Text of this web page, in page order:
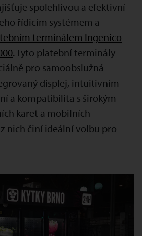
spolehlivou a efektivní
řídicím systémem a
terminálem Ingenico
. Tyto platební terminály
pro samoobslužná
displej, intuitivním
a kompatibilita s širokým
karet a mobilních
nich činí ideální volbu pro